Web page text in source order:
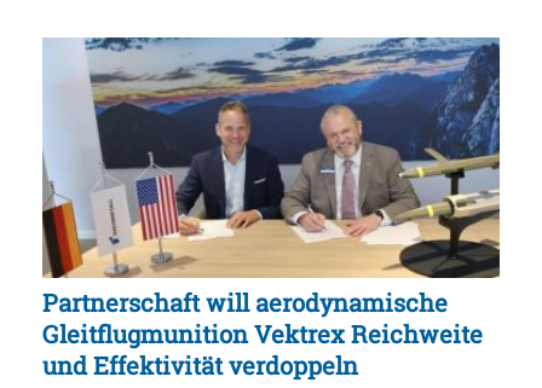
Partnerschaft will aerodynamische
Gleitflugmunition Vektrex Reichweite
und Effektivität verdoppeln